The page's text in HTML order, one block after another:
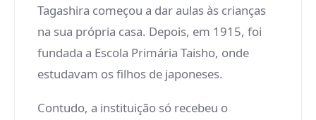
Tagashira começou a dar aulas às crianças
na sua própria casa. Depois, em 1915, foi
fundada a Escola Primária Taisho, onde
estudavam os filhos de japoneses.
Contudo, a instituição só recebeu o